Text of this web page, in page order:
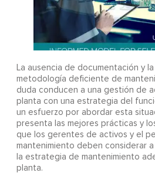
La ausencia de documentación y
metodología deficiente de
duda conducen a una gestión de
planta con una estrategia del
un esfuerzo por abordar esta
presenta las mejores prácticas y
que los gerentes de activos y el
mantenimiento deben considerar
la estrategia de mantenimiento
planta.